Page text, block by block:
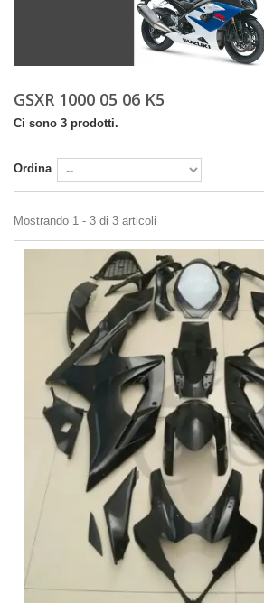
GSXR 1000 05 06 K5
Ci sono 3 prodotti.
Ordina
Mostrando 1 - 3 di 3 articoli